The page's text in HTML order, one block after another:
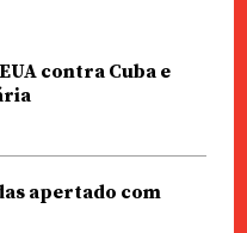
contra Cuba e
apertado com